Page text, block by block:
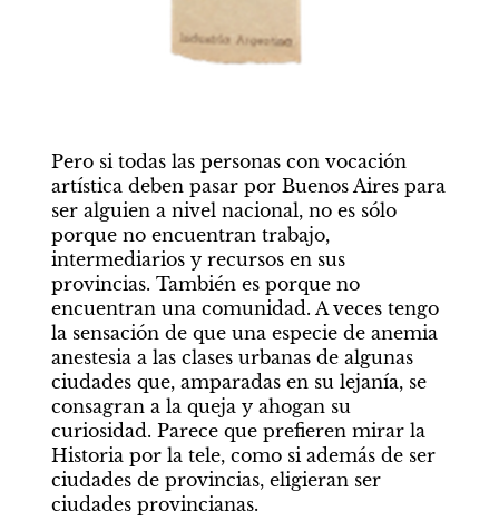
Pero si todas las personas con vocación
artística deben pasar por Buenos Aires para
ser alguien a nivel nacional, no es sólo
porque no encuentran trabajo,
intermediarios y recursos en sus
provincias. También es porque no
encuentran una comunidad. A veces tengo
la sensación de que una especie de anemia
anestesia a las clases urbanas de algunas
ciudades que, amparadas en su lejanía, se
consagran a la queja y ahogan su
curiosidad. Parece que prefieren mirar la
Historia por la tele, como si además de ser
ciudades de provincias, eligieran ser
ciudades provincianas.